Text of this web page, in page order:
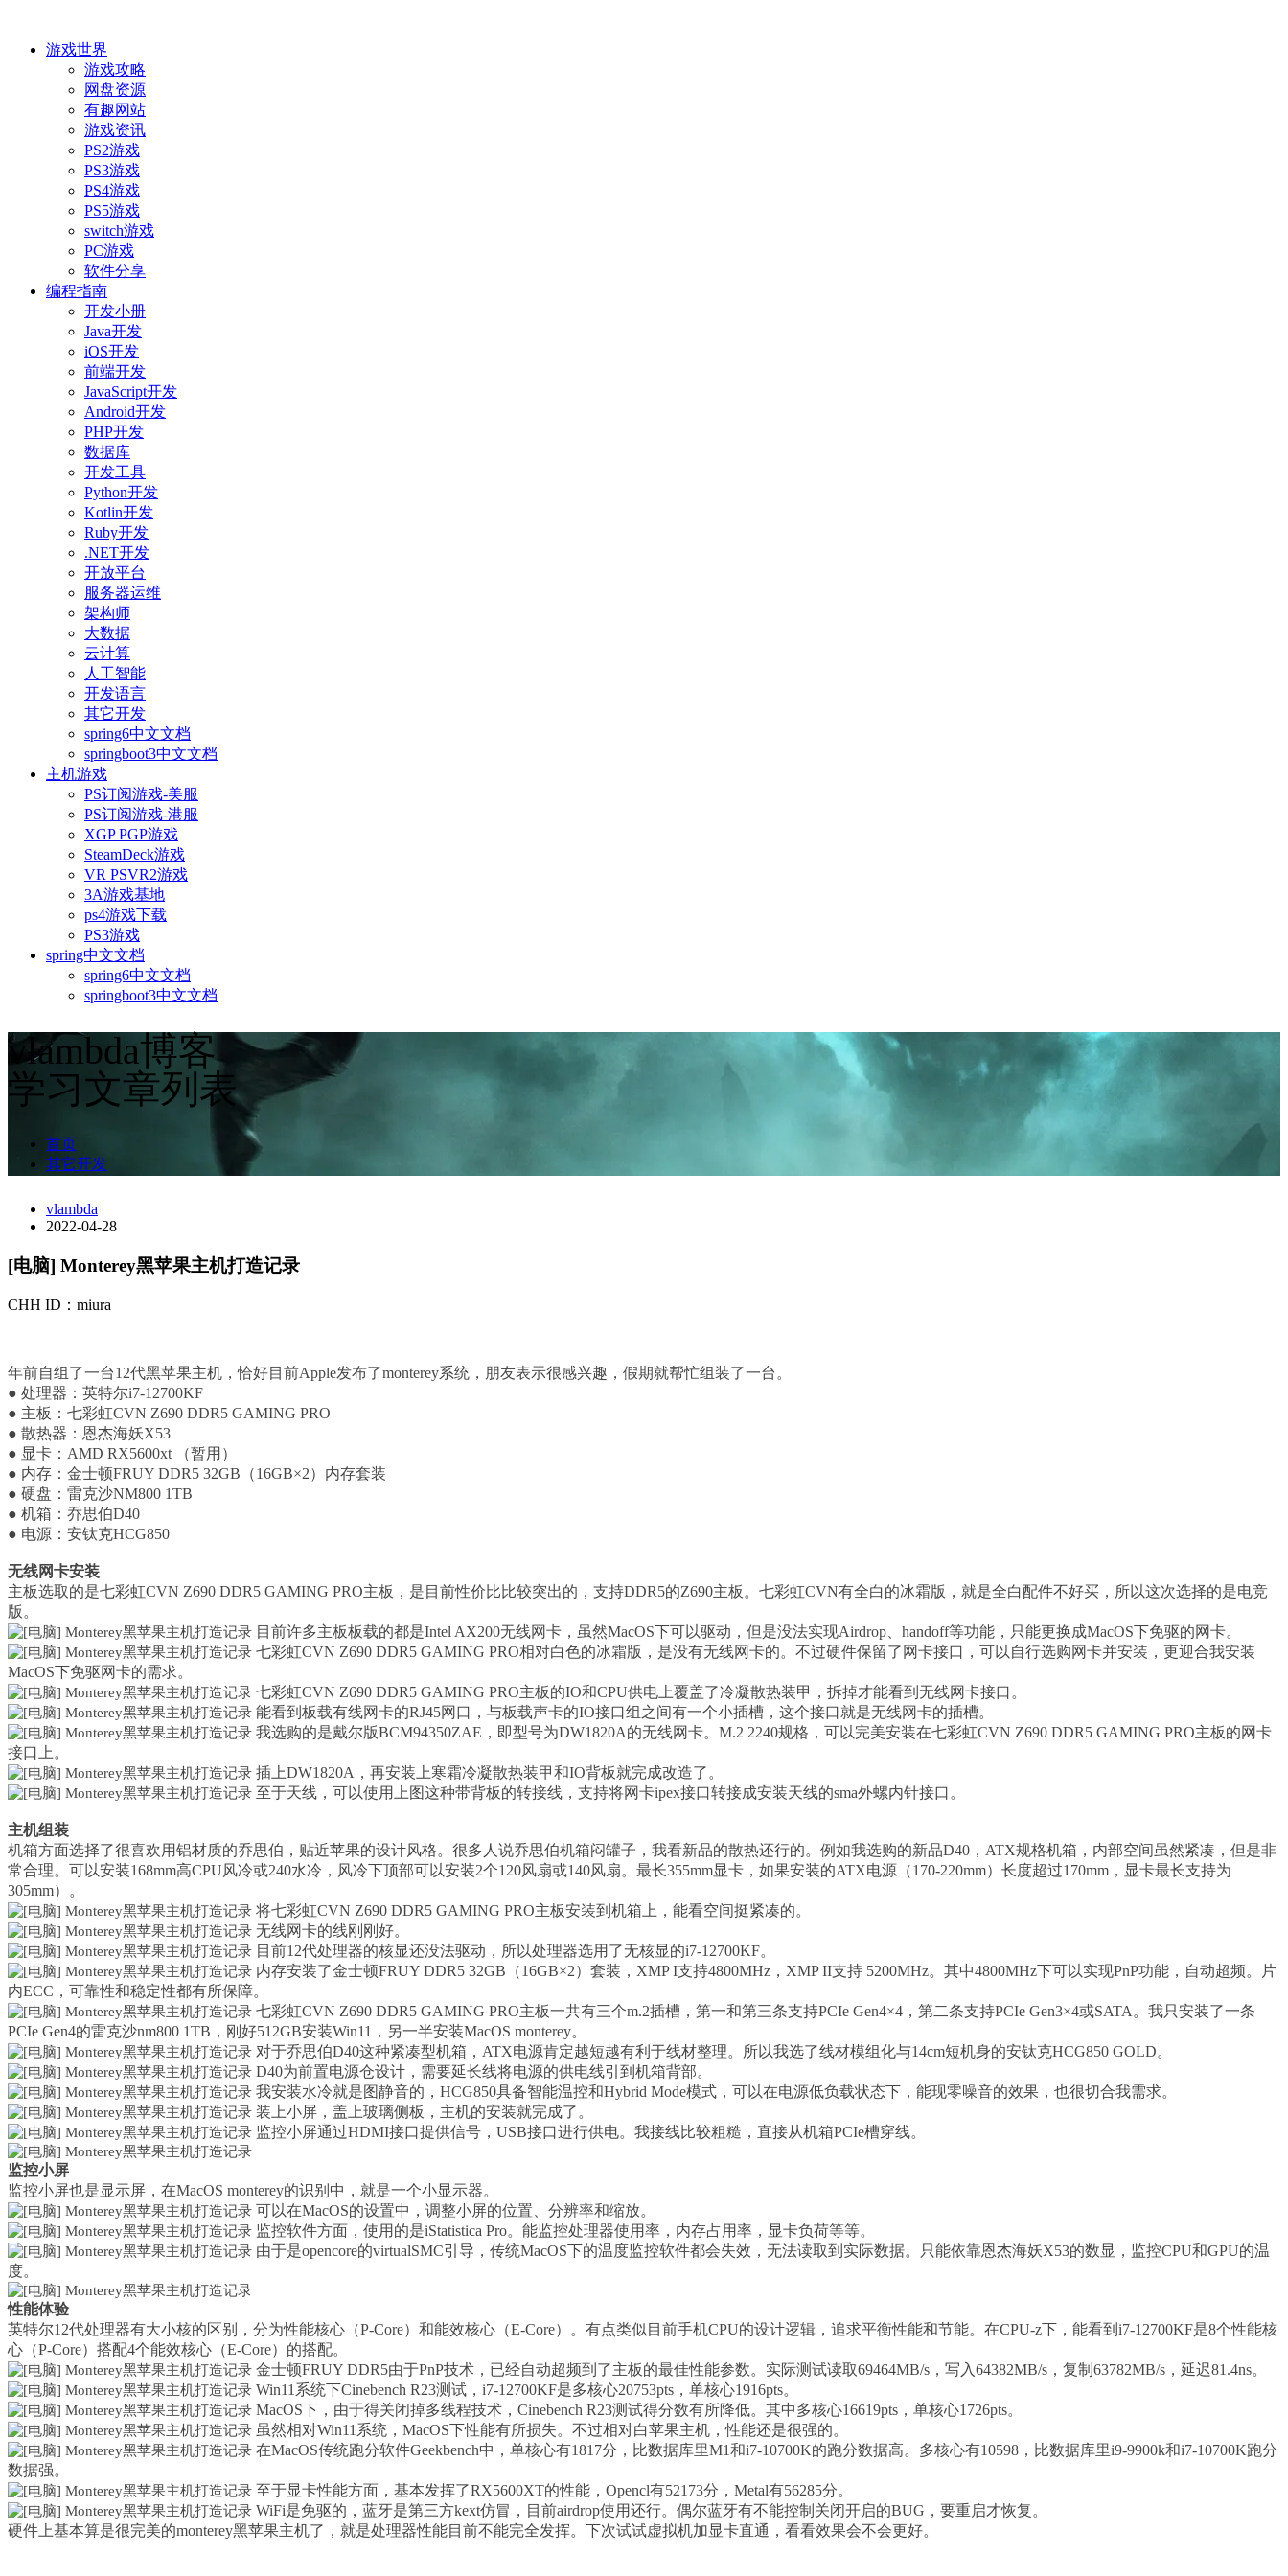
游戏世界
游戏攻略
网盘资源
有趣网站
游戏资讯
PS2游戏
PS3游戏
PS4游戏
PS5游戏
switch游戏
PC游戏
软件分享
编程指南
开发小册
Java开发
iOS开发
前端开发
JavaScript开发
Android开发
PHP开发
数据库
开发工具
Python开发
Kotlin开发
Ruby开发
.NET开发
开放平台
服务器运维
架构师
大数据
云计算
人工智能
开发语言
其它开发
spring6中文文档
springboot3中文文档
主机游戏
PS订阅游戏-美服
PS订阅游戏-港服
XGP PGP游戏
SteamDeck游戏
VR PSVR2游戏
3A游戏基地
ps4游戏下载
PS3游戏
spring中文文档
spring6中文文档
springboot3中文文档
vlambda博客
学习文章列表
首页
其它开发
vlambda
2022-04-28
[电脑] Monterey黑苹果主机打造记录
CHH ID：miura
年前自组了一台12代黑苹果主机，恰好目前Apple发布了monterey系统，朋友表示很感兴趣，假期就帮忙组装了一台。
● 处理器：英特尔i7-12700KF
● 主板：七彩虹CVN Z690 DDR5 GAMING PRO
● 散热器：恩杰海妖X53
● 显卡：AMD RX5600xt （暂用）
● 内存：金士顿FRUY DDR5 32GB（16GB×2）内存套装
● 硬盘：雷克沙NM800 1TB
● 机箱：乔思伯D40
● 电源：安钛克HCG850
无线网卡安装
主板选取的是七彩虹CVN Z690 DDR5 GAMING PRO主板，是目前性价比比较突出的，支持DDR5的Z690主板。七彩虹CVN有全白的冰霜版，就是全白配件不好买，所以这次选择的是电竞
版。
目前许多主板板载的都是Intel AX200无线网卡，虽然MacOS下可以驱动，但是没法实现Airdrop、handoff等功能，只能更换成MacOS下免驱的网卡。
七彩虹CVN Z690 DDR5 GAMING PRO相对白色的冰霜版，是没有无线网卡的。不过硬件保留了网卡接口，可以自行选购网卡并安装，更迎合我安装
MacOS下免驱网卡的需求。
七彩虹CVN Z690 DDR5 GAMING PRO主板的IO和CPU供电上覆盖了冷凝散热装甲，拆掉才能看到无线网卡接口。
能看到板载有线网卡的RJ45网口，与板载声卡的IO接口组之间有一个小插槽，这个接口就是无线网卡的插槽。
我选购的是戴尔版BCM94350ZAE，即型号为DW1820A的无线网卡。M.2 2240规格，可以完美安装在七彩虹CVN Z690 DDR5 GAMING PRO主板的网卡
接口上。
插上DW1820A，再安装上寒霜冷凝散热装甲和IO背板就完成改造了。
至于天线，可以使用上图这种带背板的转接线，支持将网卡ipex接口转接成安装天线的sma外螺内针接口。
主机组装
机箱方面选择了很喜欢用铝材质的乔思伯，贴近苹果的设计风格。很多人说乔思伯机箱闷罐子，我看新品的散热还行的。例如我选购的新品D40，ATX规格机箱，内部空间虽然紧凑，但是非
常合理。可以安装168mm高CPU风冷或240水冷，风冷下顶部可以安装2个120风扇或140风扇。最长355mm显卡，如果安装的ATX电源（170-220mm）长度超过170mm，显卡最长支持为
305mm）。
将七彩虹CVN Z690 DDR5 GAMING PRO主板安装到机箱上，能看空间挺紧凑的。
无线网卡的线刚刚好。
目前12代处理器的核显还没法驱动，所以处理器选用了无核显的i7-12700KF。
内存安装了金士顿FRUY DDR5 32GB（16GB×2）套装，XMP I支持4800MHz，XMP II支持 5200MHz。其中4800MHz下可以实现PnP功能，自动超频。片
内ECC，可靠性和稳定性都有所保障。
七彩虹CVN Z690 DDR5 GAMING PRO主板一共有三个m.2插槽，第一和第三条支持PCIe Gen4×4，第二条支持PCIe Gen3×4或SATA。我只安装了一条
PCIe Gen4的雷克沙nm800 1TB，刚好512GB安装Win11，另一半安装MacOS monterey。
对于乔思伯D40这种紧凑型机箱，ATX电源肯定越短越有利于线材整理。所以我选了线材模组化与14cm短机身的安钛克HCG850 GOLD。
D40为前置电源仓设计，需要延长线将电源的供电线引到机箱背部。
我安装水冷就是图静音的，HCG850具备智能温控和Hybrid Mode模式，可以在电源低负载状态下，能现零噪音的效果，也很切合我需求。
装上小屏，盖上玻璃侧板，主机的安装就完成了。
监控小屏通过HDMI接口提供信号，USB接口进行供电。我接线比较粗糙，直接从机箱PCIe槽穿线。
监控小屏
监控小屏也是显示屏，在MacOS monterey的识别中，就是一个小显示器。
可以在MacOS的设置中，调整小屏的位置、分辨率和缩放。
监控软件方面，使用的是iStatistica Pro。能监控处理器使用率，内存占用率，显卡负荷等等。
由于是opencore的virtualSMC引导，传统MacOS下的温度监控软件都会失效，无法读取到实际数据。只能依靠恩杰海妖X53的数显，监控CPU和GPU的温
度。
性能体验
英特尔12代处理器有大小核的区别，分为性能核心（P-Core）和能效核心（E-Core）。有点类似目前手机CPU的设计逻辑，追求平衡性能和节能。在CPU-z下，能看到i7-12700KF是8个性能核
心（P-Core）搭配4个能效核心（E-Core）的搭配。
金士顿FRUY DDR5由于PnP技术，已经自动超频到了主板的最佳性能参数。实际测试读取69464MB/s，写入64382MB/s，复制63782MB/s，延迟81.4ns。
Win11系统下Cinebench R23测试，i7-12700KF是多核心20753pts，单核心1916pts。
MacOS下，由于得关闭掉多线程技术，Cinebench R23测试得分数有所降低。其中多核心16619pts，单核心1726pts。
虽然相对Win11系统，MacOS下性能有所损失。不过相对白苹果主机，性能还是很强的。
在MacOS传统跑分软件Geekbench中，单核心有1817分，比数据库里M1和i7-10700K的跑分数据高。多核心有10598，比数据库里i9-9900k和i7-10700K跑分
数据强。
至于显卡性能方面，基本发挥了RX5600XT的性能，Opencl有52173分，Metal有56285分。
WiFi是免驱的，蓝牙是第三方kext仿冒，目前airdrop使用还行。偶尔蓝牙有不能控制关闭开启的BUG，要重启才恢复。
硬件上基本算是很完美的monterey黑苹果主机了，就是处理器性能目前不能完全发挥。下次试试虚拟机加显卡直通，看看效果会不会更好。